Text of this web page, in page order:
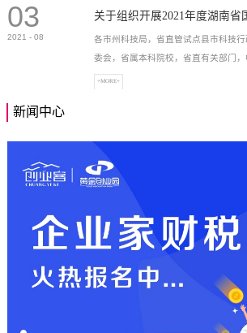
高新技术企业，充分...
03
2021 - 08
各市州科技局，省直管试点县市科技
委会，省属本科院校，省直有关部门，
+MORE+
新闻中心